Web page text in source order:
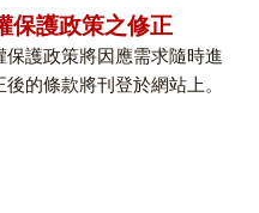
保護政策之修正
保護政策將因應需求隨時進
的條款將刊登於網站上。